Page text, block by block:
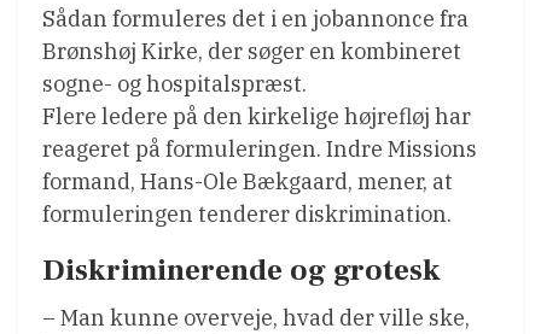
Sådan formuleres det i en jobannonce fra
Brønshøj Kirke, der søger en kombineret
sogne- og hospitalspræst.
Flere ledere på den kirkelige højrefløj har
reageret på formuleringen. Indre Missions
formand, Hans-Ole Bækgaard, mener, at
formuleringen tenderer diskrimination.
Diskriminerende og grotesk
– Man kunne overveje, hvad der ville ske,